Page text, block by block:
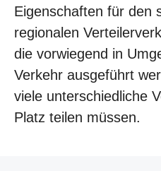
Eigenschaften für den
regionalen
die vorwiegend in
Verkehr ausgeführt
viele unterschiedliche
Platz teilen müssen.